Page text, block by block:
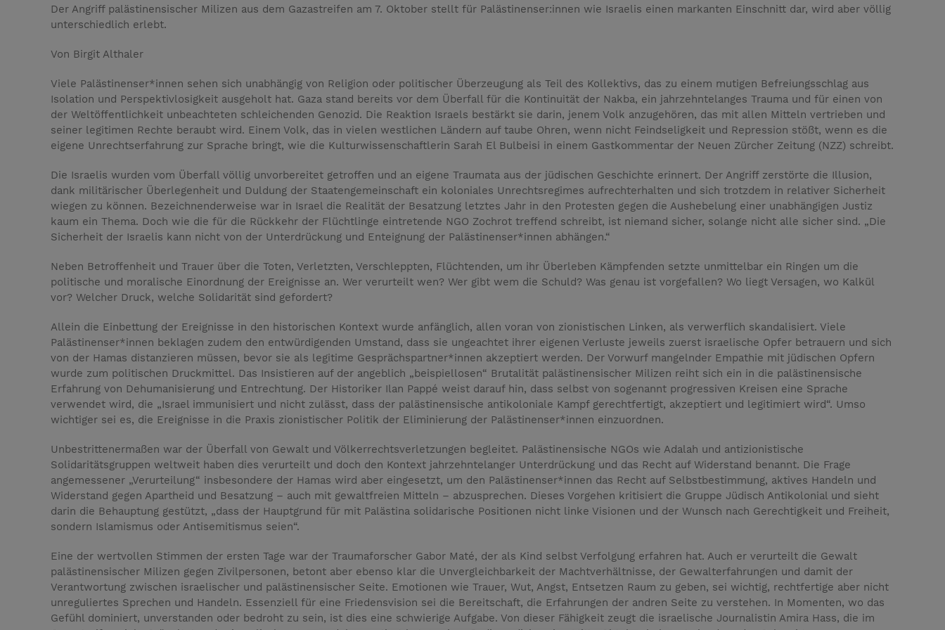
Der Angriff palästinensischer Milizen aus dem Gazastreifen am 7. Oktober stellt für Palästinenser:innen wie Israelis einen markanten Einschnitt dar, wird aber völlig
unterschiedlich erlebt.
Von Birgit Althaler
Viele Palästinenser*innen sehen sich unabhängig von Religion oder politischer Überzeugung als Teil des Kollektivs, das zu einem mutigen Befreiungsschlag aus
Isolation und Perspektivlosigkeit ausgeholt hat. Gaza stand bereits vor dem Überfall für die Kontinuität der Nakba, ein jahrzehntelanges Trauma und für einen von
der Weltöffentlichkeit unbeachteten schleichenden Genozid. Die Reaktion Israels bestärkt sie darin, jenem Volk anzugehören, das mit allen Mitteln vertrieben und
seiner legitimen Rechte beraubt wird. Einem Volk, das in vielen westlichen Ländern auf taube Ohren, wenn nicht Feindseligkeit und Repression stößt, wenn es die
eigene Unrechtserfahrung zur Sprache bringt, wie die Kulturwissenschaftlerin Sarah El Bulbeisi in einem Gastkommentar der Neuen Zürcher Zeitung (NZZ) schreibt.
Die Israelis wurden vom Überfall völlig unvorbereitet getroffen und an eigene Traumata aus der jüdischen Geschichte erinnert. Der Angriff zerstörte die Illusion,
dank militärischer Überlegenheit und Duldung der Staatengemeinschaft ein koloniales Unrechtsregimes aufrechterhalten und sich trotzdem in relativer Sicherheit
wiegen zu können. Bezeichnenderweise war in Israel die Realität der Besatzung letztes Jahr in den Protesten gegen die Aushebelung einer unabhängigen Justiz
kaum ein Thema. Doch wie die für die Rückkehr der Flüchtlinge eintretende NGO Zochrot treffend schreibt, ist niemand sicher, solange nicht alle sicher sind. „Die
Sicherheit der Israelis kann nicht von der Unterdrückung und Enteignung der Palästinenser*innen abhängen.“
Neben Betroffenheit und Trauer über die Toten, Verletzten, Verschleppten, Flüchtenden, um ihr Überleben Kämpfenden setzte unmittelbar ein Ringen um die
politische und moralische Einordnung der Ereignisse an. Wer verurteilt wen? Wer gibt wem die Schuld? Was genau ist vorgefallen? Wo liegt Versagen, wo Kalkül
vor? Welcher Druck, welche Solidarität sind gefordert?
Allein die Einbettung der Ereignisse in den historischen Kontext wurde anfänglich, allen voran von zionistischen Linken, als verwerflich skandalisiert. Viele
Palästinenser*innen beklagen zudem den entwürdigenden Umstand, dass sie ungeachtet ihrer eigenen Verluste jeweils zuerst israelische Opfer betrauern und sich
von der Hamas distanzieren müssen, bevor sie als legitime Gesprächspartner*innen akzeptiert werden. Der Vorwurf mangelnder Empathie mit jüdischen Opfern
wurde zum politischen Druckmittel. Das Insistieren auf der angeblich „beispiellosen“ Brutalität palästinensischer Milizen reiht sich ein in die palästinensische
Erfahrung von Dehumanisierung und Entrechtung. Der Historiker Ilan Pappé weist darauf hin, dass selbst von sogenannt progressiven Kreisen eine Sprache
verwendet wird, die „Israel immunisiert und nicht zulässt, dass der palästinensische antikoloniale Kampf gerechtfertigt, akzeptiert und legitimiert wird“. Umso
wichtiger sei es, die Ereignisse in die Praxis zionistischer Politik der Eliminierung der Palästinenser*innen einzuordnen.
Unbestrittenermaßen war der Überfall von Gewalt und Völkerrechtsverletzungen begleitet. Palästinensische NGOs wie Adalah und antizionistische
Solidaritätsgruppen weltweit haben dies verurteilt und doch den Kontext jahrzehntelanger Unterdrückung und das Recht auf Widerstand benannt. Die Frage
angemessener „Verurteilung“ insbesondere der Hamas wird aber eingesetzt, um den Palästinenser*innen das Recht auf Selbstbestimmung, aktives Handeln und
Widerstand gegen Apartheid und Besatzung – auch mit gewaltfreien Mitteln – abzusprechen. Dieses Vorgehen kritisiert die Gruppe Jüdisch Antikolonial und sieht
darin die Behauptung gestützt, „dass der Hauptgrund für mit Palästina solidarische Positionen nicht linke Visionen und der Wunsch nach Gerechtigkeit und Freiheit,
sondern Islamismus oder Antisemitismus seien“.
Eine der wertvollen Stimmen der ersten Tage war der Traumaforscher Gabor Maté, der als Kind selbst Verfolgung erfahren hat. Auch er verurteilt die Gewalt
palästinensischer Milizen gegen Zivilpersonen, betont aber ebenso klar die Unvergleichbarkeit der Machtverhältnisse, der Gewalterfahrungen und damit der
Verantwortung zwischen israelischer und palästinensischer Seite. Emotionen wie Trauer, Wut, Angst, Entsetzen Raum zu geben, sei wichtig, rechtfertige aber nicht
unreguliertes Sprechen und Handeln. Essenziell für eine Friedensvision sei die Bereitschaft, die Erfahrungen der andren Seite zu verstehen. In Momenten, wo das
Gefühl dominiert, unverstanden oder bedroht zu sein, ist dies eine schwierige Aufgabe. Von dieser Fähigkeit zeugt die israelische Journalistin Amira Hass, die im